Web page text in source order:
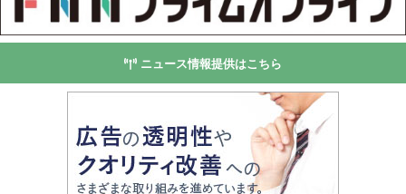
ニュース情報提供はこちら